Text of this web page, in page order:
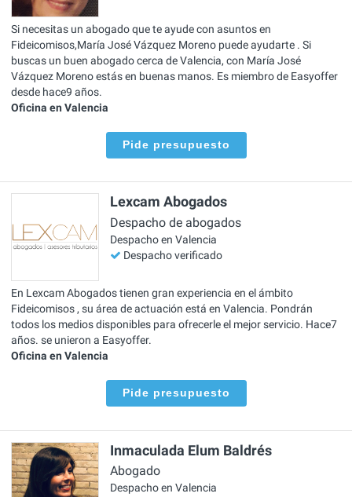
Si necesitas un abogado que te ayude con asuntos en
Fideicomisos,María José Vázquez Moreno puede ayudarte . Si
buscas un buen abogado cerca de Valencia, con María José
Vázquez Moreno estás en buenas manos. Es miembro de Easyoffer
desde hace9 años.
Oficina en Valencia
Pide presupuesto
Lexcam Abogados
Despacho de abogados
Despacho en Valencia
Despacho verificado
En Lexcam Abogados tienen gran experiencia en el ámbito
Fideicomisos , su área de actuación está en Valencia. Pondrán
todos los medios disponibles para ofrecerle el mejor servicio. Hace7
años. se unieron a Easyoffer.
Oficina en Valencia
Pide presupuesto
Inmaculada Elum Baldrés
Abogado
Despacho en Valencia